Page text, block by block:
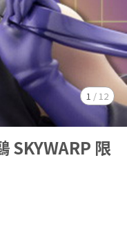
1 / 12
SKYWARP 限